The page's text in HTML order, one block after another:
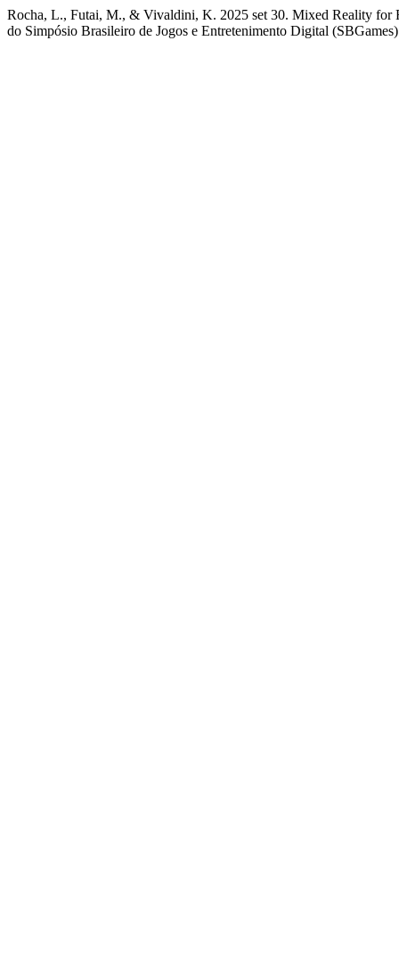
Rocha, L., Futai, M., & Vivaldini, K. 2025 set 30. Mixed Reality for
do Simpósio Brasileiro de Jogos e Entretenimento Digital